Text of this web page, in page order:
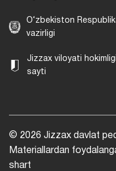
O‘zbekiston
vazirligi
Jizzax viloyati
sayti
© 2026 Jizzax davlat
Materiallardan
shart